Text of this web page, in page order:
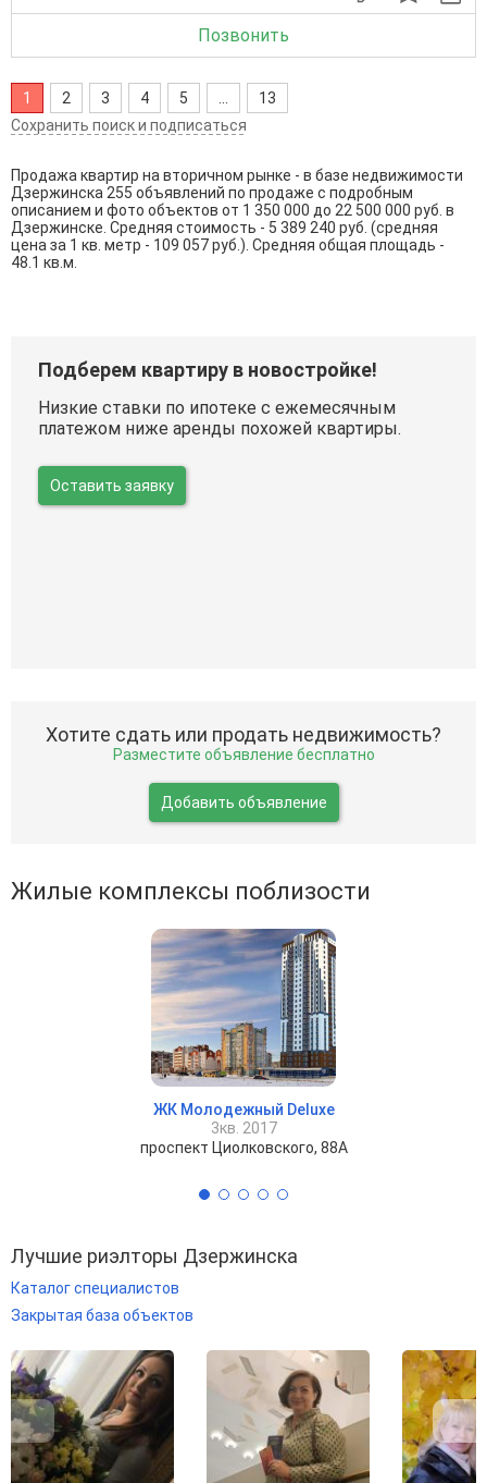
Позвонить
1 2 3 4 5
13
Сохранить поиск и подписаться
Продажа квартир на вторичном рынке - в базе недвижимости
Дзержинска 255 объявлений по продаже с подробным
описанием и фото объектов от 1 350 000 до 22 500 000 руб. в
Дзержинске. Средняя стоимость - 5 389 240 руб. (средняя
цена за 1 кв. метр - 109 057 руб.). Средняя общая площадь -
48.1 кв.м.
Подберем квартиру в новостройке!
Низкие ставки по ипотеке с ежемесячным
платежом ниже аренды похожей квартиры.
Оставить заявку
Хотите сдать или продать недвижимость?
Разместите объявление бесплатно
Добавить объявление
Жилые комплексы поблизости
ЖК Молодежный Deluxe
3кв. 2017
проспект Циолковского, 88А
Лучшие риэлторы Дзержинска
Каталог специалистов
Закрытая база объектов